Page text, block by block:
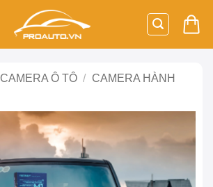
CAMERA Ô TÔ / CAMERA HÀNH